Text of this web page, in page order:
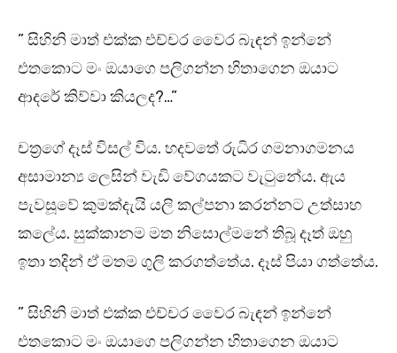
” සිහිනි මාත් එක්ක එච්චර වෛර බැඳන් ඉන්නේ
එතකොට මං ඔයාගෙ පලිගන්න හිතාගෙන ඔයාට
ආදරේ කිව්වා කියලද?…”
චත්‍රගේ දෑස් විසල් විය. හදවතේ රුධිර ගමනාගමනය
අසාමාන්‍ය ලෙසින් වැඩි වේගයකට වැටුනේය. ඇය
පැවසූවේ කුමක්දැයි යලි කල්පනා කරන්නට උත්සාහ
කලේය. සුක්කානම මත නිසොල්මනේ තිබූ දෑත් ඔහු
ඉතා තදින් ඒ මතම ගුලි කරගත්තේය. දෑස් පියා ගත්තේය.
” සිහිනි මාත් එක්ක එච්චර වෛර බැඳන් ඉන්නේ
එතකොට මං ඔයාගෙ පලිගන්න හිතාගෙන ඔයාට